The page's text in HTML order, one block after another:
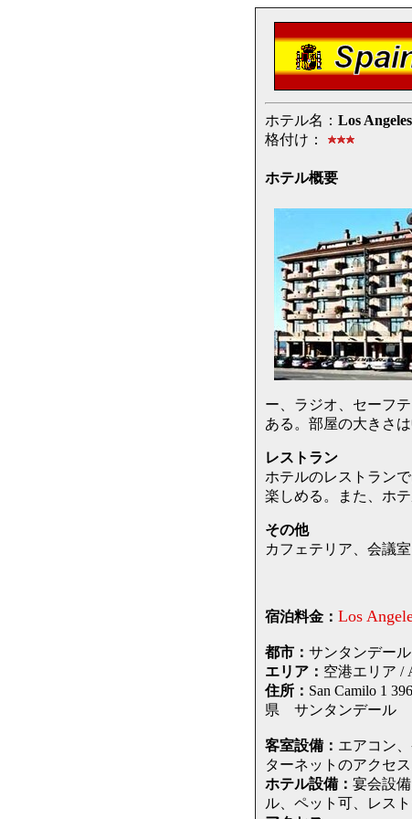
ホテル名： Los
格付け：
ホテル概要
ー、ラジオ、セーフ
ある。部屋の大きさ
レストラン
ホテルのレストラン
楽しめる。また、ホ
その他
カフェテリア、会議
宿泊料金： Los
都市： サンタンデール
エリア： 空港エリア /
住所： San Camilo 1
県 サンタンデール
客室設備： エアコン
ターネットのアクセ
ホテル設備： 宴会設
ル、ペット可、レス